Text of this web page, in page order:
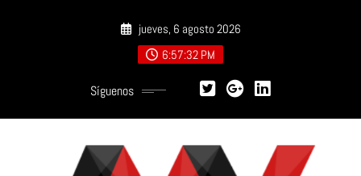
jueves, 6 agosto 2026
6:57:33 PM
Síguenos